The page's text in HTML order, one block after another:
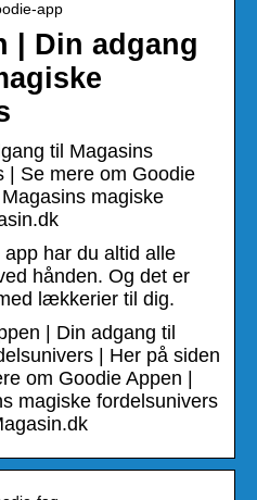
app
| Din adgang
til Magasins
| Se mere om Goodie
magiske
har du altid alle
hånden. Og det er
lækkerier til dig.
| Din adgang til
| Her på siden
om Goodie Appen |
magiske fordelsunivers